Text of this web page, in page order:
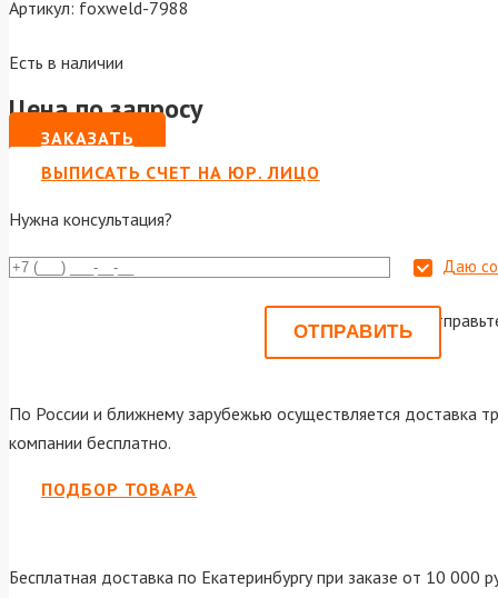
Артикул: foxweld-7988
Есть в наличии
Цена по запросу
ЗАКАЗАТЬ
ВЫПИСАТЬ СЧЕТ НА ЮР. ЛИЦО
Нужна консультация?
Даю
Или
По России и ближнему зарубежью осуществляется доставка
компании бесплатно.
ПОДБОР ТОВАРА
Бесплатная доставка по Екатеринбургу при заказе от 10 000